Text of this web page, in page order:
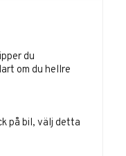
du
om du hellre
på bil, välj detta